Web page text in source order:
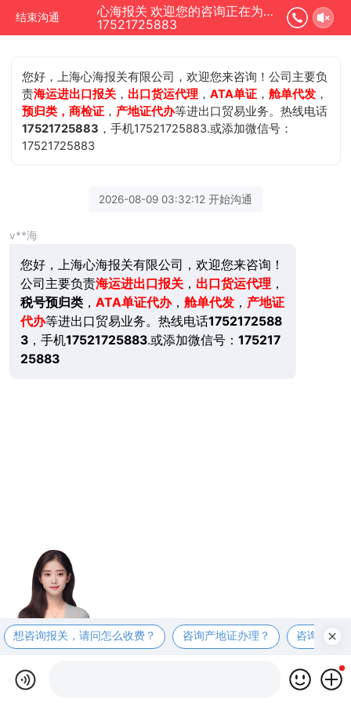
结束沟通
心海报关 欢迎您的咨询正在为您服务
17521725883
您好，上海心海报关有限公司，欢迎您来咨询！公司主要负
责海运进出口报关 ， 出口货运代理 ，ATA单证 ，舱单代发 ，
预归类，商检证 ， 产地证代办等进出口贸易业务。热线电话
17521725883 ，手机17521725883.或添加微信号：
17521725883
2026-08-09 03:32:12 开始沟通
v**海
您好，上海心海报关有限公司，欢迎您来咨询！
公司主要负责海运进出口报关， 出口货运代理 ，
税号预归类， ATA单证代办， 舱单代发， 产地证
代办等进出口贸易业务。热线电话1752172588
3，手机17521725883.或添加微信号： 175217
25883
想咨询报关，请问怎么收费？ 咨询产地证办理？ 咨询商检